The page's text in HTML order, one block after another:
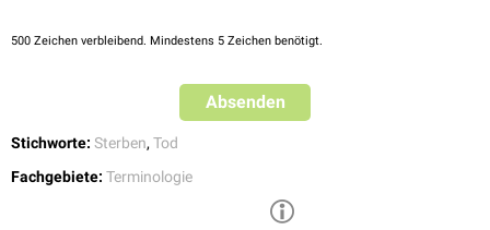
500 Zeichen verbleibend. Mindestens 5 Zeichen benötigt.
Absenden
Stichworte: Sterben, Tod
Fachgebiete: Terminologie